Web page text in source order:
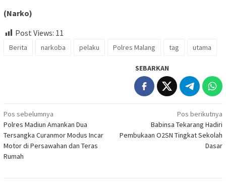
(Narko)
Post Views: 11
Berita narkoba pelaku Polres Malang tag utama
SEBARKAN
Navigasi
pos
Pos sebelumnya
Polres Madiun Amankan Dua
Tersangka Curanmor Modus Incar
Motor di Persawahan dan Teras
Rumah
Pos berikutnya
Babinsa Tekarang Hadiri
Pembukaan O2SN Tingkat Sekolah
Dasar